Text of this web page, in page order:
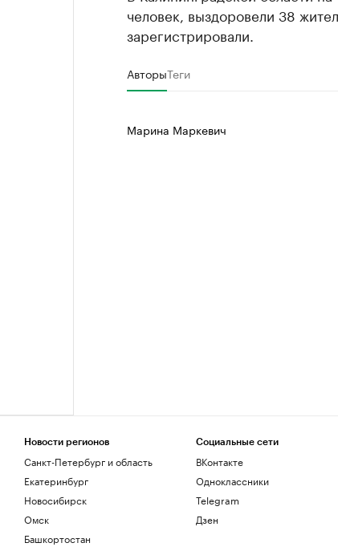
человек, выздоровели 38
зарегистрировали.
АвторыТеги
Марина Маркевич
Новости регионов
Санкт-Петербург и область
Екатеринбург
Новосибирск
Омск
Башкортостан
Социальные сети
ВКонтакте
Одноклассники
Telegram
Дзен